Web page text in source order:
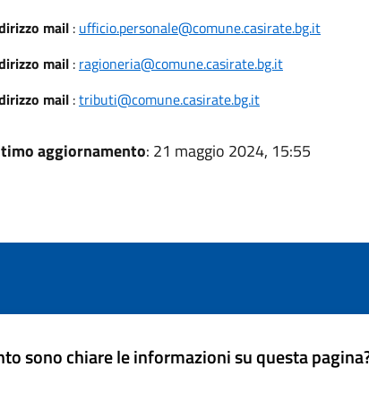
mail: ufficio.personale@comune.casirate.bg.it
mail: ragioneria@comune.casirate.bg.it
mail:tributi@comune.casirate.bg.it
aggiornamento: 21 maggio 2024, 15:55
sono chiare le informazioni su questa